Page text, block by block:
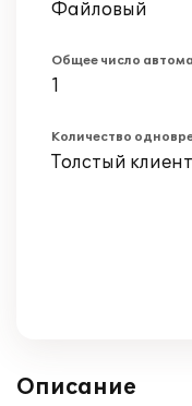
Файловый
Общее число
1
Количество
Толстый
Описание